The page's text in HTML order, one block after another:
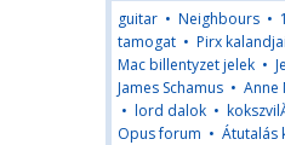
guitar • Neighbours •
tamogat • Pirx kalandjai
Mac billentyzet jelek •
James Schamus • Anne
• lord dalok •
Opus forum • Átutalás